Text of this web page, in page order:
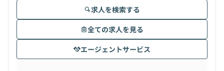
求人を検索する
全ての求人を見る
エージェントサービス